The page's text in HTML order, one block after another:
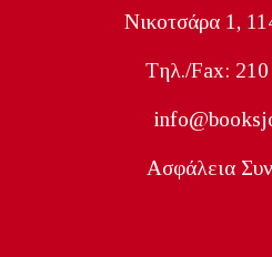
Nικοτσάρα 1,
Tηλ./Fax:
Ασφάλεια